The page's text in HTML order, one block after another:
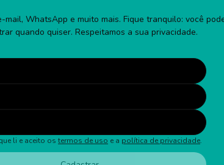
mail, WhatsApp e muito mais. Fique tranquilo: você
quando quiser. Respeitamos a sua privacidade.
li e aceito os termos de uso e a política de privacidade.